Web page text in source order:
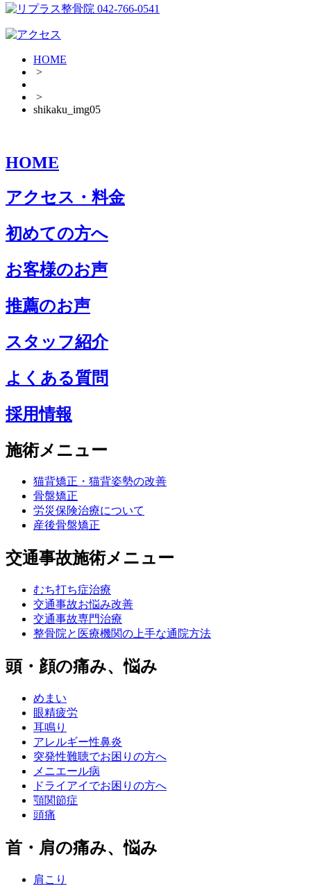
HOME
>
>
shikaku_img05
HOME
アクセス・料金
初めての方へ
お客様のお声
推薦のお声
スタッフ紹介
よくある質問
採用情報
施術メニュー
猫背矯正・猫背姿勢の改善
骨盤矯正
労災保険治療について
産後骨盤矯正
交通事故施術メニュー
むち打ち症治療
交通事故お悩み改善
交通事故専門治療
整骨院と医療機関の上手な通院方法
頭・顔の痛み、悩み
めまい
眼精疲労
耳鳴り
アレルギー性鼻炎
突発性難聴でお困りの方へ
メニエール病
ドライアイでお困りの方へ
顎関節症
頭痛
首・肩の痛み、悩み
肩こり